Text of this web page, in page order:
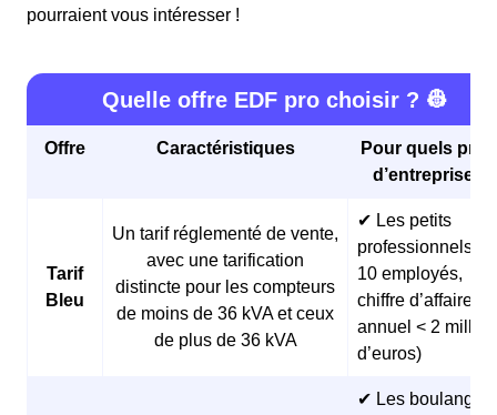
pourraient vous intéresser !
Quelle offre EDF pro choisir ? 👷
Offre Caractéristiques
Pour quels
d’entreprises
Tarif
Bleu
Un tarif réglementé de vente,
avec une tarification
distincte pour les compteurs
de moins de 36 kVA et ceux
de plus de 36 kVA
✔ Les petits
professionnels (<
10 employés,
chiffre d’affaires
annuel < 2
d’euros)
✔ Les